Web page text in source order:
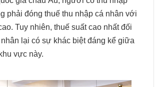
phải đóng thuế thu nhập cá nhân với
Tuy nhiên, thuế suất cao nhất đối
lại có sự khác biệt đáng kể giữa
vực này.